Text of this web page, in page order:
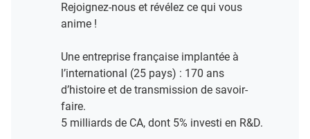
Rejoignez-nous et révélez ce qui vous
anime !​
Une entreprise française implantée à
l’international (25 pays) : 170 ans
d’histoire et de transmission de savoir-
faire.​
5 milliards de CA, dont 5% investi en R&D​.